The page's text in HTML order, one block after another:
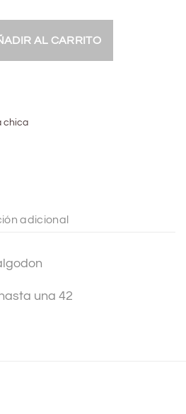
AL CARRITO
chica
adicional
una 42